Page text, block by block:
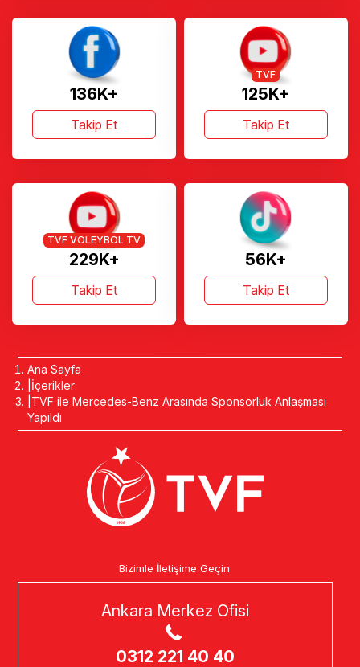
136K+
Takip Et
125K+
TVF
Takip Et
229K+
TVF VOLEYBOL TV
Takip Et
56K+
Takip Et
Ana Sayfa
İçerikler
TVF ile Mercedes-Benz Arasında Sponsorluk Anlaşması
Yapıldı
Bizimle İletişime Geçin:
Ankara Merkez Ofisi
0312 221 40 40